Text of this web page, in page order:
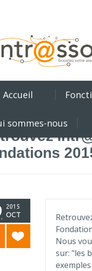
Accueil
sommes-nous
2015
OCT
Nous
sur: "les